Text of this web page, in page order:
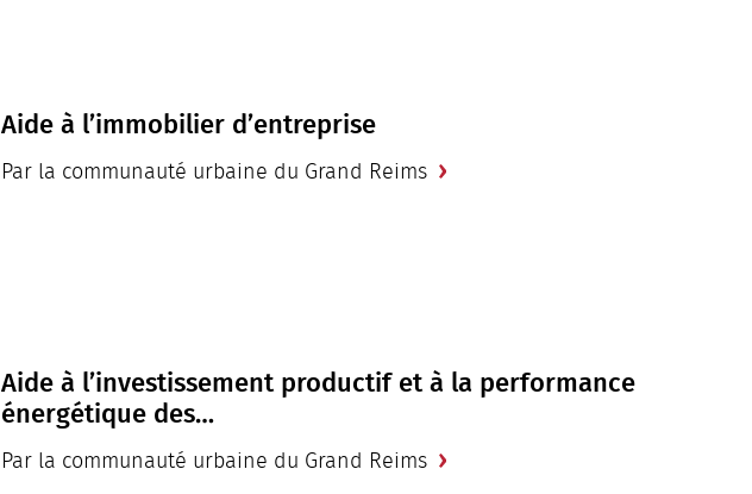
Aide à l’immobilier d’entreprise
Par la communauté urbaine du Grand Reims
Aide à l’investissement productif et à la performance
énergétique des…
Par la communauté urbaine du Grand Reims